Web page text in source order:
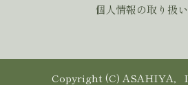
個人情報の取り扱
Copyright (C) ASAHIYA